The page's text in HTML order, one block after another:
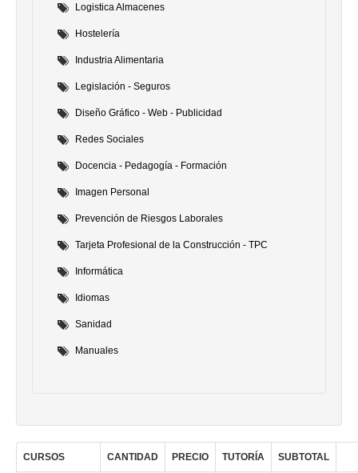
Logistica Almacenes
Hostelería
Industria Alimentaria
Legislación - Seguros
Diseño Gráfico - Web - Publicidad
Redes Sociales
Docencia - Pedagogía - Formación
Imagen Personal
Prevención de Riesgos Laborales
Tarjeta Profesional de la Construcción - TPC
Informática
Idiomas
Sanidad
Manuales
CURSOS CANTIDAD PRECIO TUTORÍA SUBTOTAL